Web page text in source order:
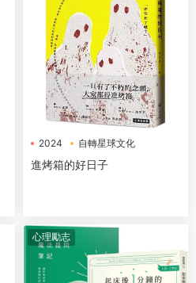
2024
自轉星球文化
電子書
進烤箱的好日子
心理勵志